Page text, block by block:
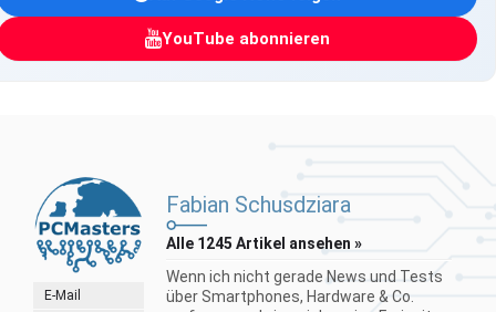
YouTube abonnieren
E-Mail
Fabian Schusdziara
Alle 1245 Artikel ansehen »
Wenn ich nicht gerade News und Tests
über Smartphones, Hardware & Co.